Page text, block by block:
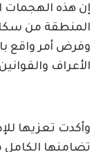
إن هذه الهجمات
المنطقة من
وفرض أمر واقع
الأعراف
وأكدت تعزيها
تضامنها الكامل